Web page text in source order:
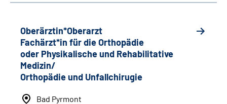
Oberärztin*Oberarzt
Fachärzt*in für die Orthopädie
oder Physikalische und Rehabilitative
Medizin/
Orthopädie und Unfallchirugie
Bad Pyrmont